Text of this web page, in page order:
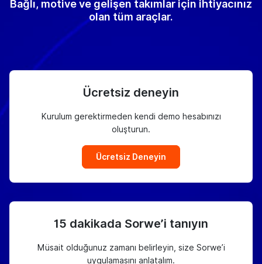
Bağlı, motive ve gelişen takımlar için ihtiyacınız
olan tüm araçlar.
Ücretsiz deneyin
Kurulum gerektirmeden kendi demo hesabınızı
oluşturun.
Ücretsiz Deneyin
15 dakikada Sorwe’i tanıyın
Müsait olduğunuz zamanı belirleyin, size Sorwe’i
uygulamasını anlatalım.